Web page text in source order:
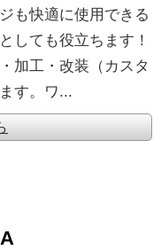
も快適に使用できる
しても役立ちます！
加工・改装（カスタ
す。ワ...